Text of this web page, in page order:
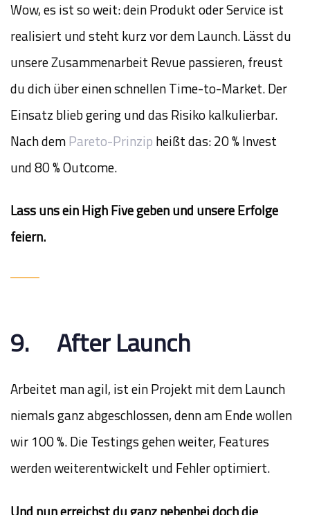
Wow, es ist so weit: dein Produkt oder Service ist
realisiert und steht kurz vor dem Launch. Lässt du
unsere Zusammenarbeit Revue passieren, freust
du dich über einen schnellen Time-to-Market. Der
Einsatz blieb gering und das Risiko kalkulierbar.
Nach demPareto-Prinzip heißt das: 20 % Invest
und 80 % Outcome.
Lass uns ein High Five geben und unsere Erfolge
feiern.
9. After Launch
Arbeitet man agil, ist ein Projekt mit dem Launch
niemals ganz abgeschlossen, denn am Ende wollen
wir 100 %. Die Testings gehen weiter, Features
werden weiterentwickelt und Fehler optimiert.